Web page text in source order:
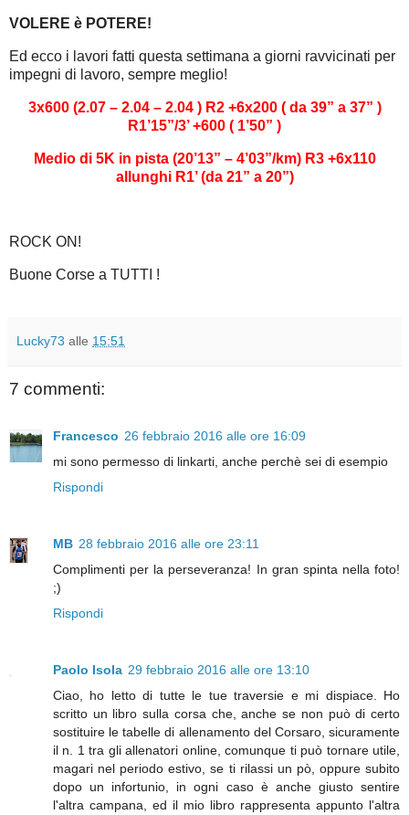
VOLERE è POTERE!
Ed ecco i lavori fatti questa settimana a giorni ravvicinati per
impegni di lavoro, sempre meglio!
3x600 (2.07 – 2.04 – 2.04 ) R2 +6x200 ( da 39” a 37” )
R1’15”/3’ +600 ( 1’50” )
Medio di 5K in pista (20’13” – 4’03”/km) R3 +6x110
allunghi R1’ (da 21” a 20”)
ROCK ON!
Buone Corse a TUTTI !
Lucky73 alle 15:51
7 commenti:
Francesco 26 febbraio 2016 alle ore 16:09
mi sono permesso di linkarti, anche perchè sei di esempio
Rispondi
MB 28 febbraio 2016 alle ore 23:11
Complimenti per la perseveranza! In gran spinta nella foto!
;)
Rispondi
Paolo Isola 29 febbraio 2016 alle ore 13:10
Ciao, ho letto di tutte le tue traversie e mi dispiace. Ho
scritto un libro sulla corsa che, anche se non può di certo
sostituire le tabelle di allenamento del Corsaro, sicuramente
il n. 1 tra gli allenatori online, comunque ti può tornare utile,
magari nel periodo estivo, se ti rilassi un pò, oppure subito
dopo un infortunio, in ogni caso è anche giusto sentire
l'altra campana, ed il mio libro rappresenta appunto l'altra